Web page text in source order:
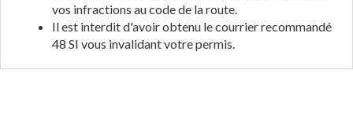
vos infractions au code de la route.
Il est interdit d'avoir obtenu le courrier recommandé
48 SI vous invalidant votre permis.